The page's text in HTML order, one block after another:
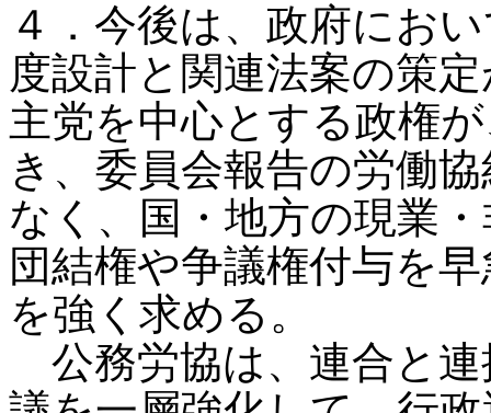
４．今後は、政府にお
度設計と関連法案の策
主党を中心とする政権
き、委員会報告の労働
なく、国・地方の現業
団結権や争議権付与を
を強く求める。
公務労協は、連合と連